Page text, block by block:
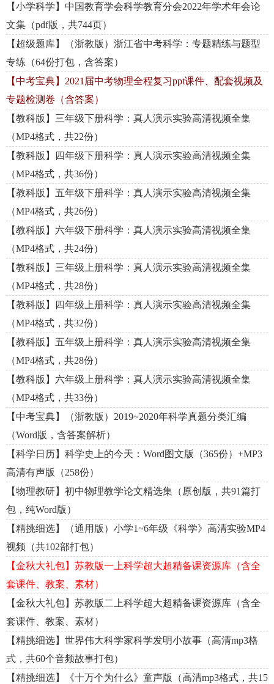
【小学科学】中国教育学会科学教育分会2022年学术年会论
文集（pdf版，共744页）
【超级题库】（浙教版）浙江省中考科学：专题精练与题型
专练（64份打包，含答案）
【中考宝典】2021届中考物理全程复习ppt课件、配套视频及
专题检测卷（含答案）
【教科版】三年级下册科学：真人演示实验高清视频全集
（MP4格式，共22份）
【教科版】四年级下册科学：真人演示实验高清视频全集
（MP4格式，共36份）
【教科版】五年级下册科学：真人演示实验高清视频全集
（MP4格式，共26份）
【教科版】六年级下册科学：真人演示实验高清视频全集
（MP4格式，共24份）
【教科版】三年级上册科学：真人演示实验高清视频全集
（MP4格式，共28份）
【教科版】四年级上册科学：真人演示实验高清视频全集
（MP4格式，共32份）
【教科版】五年级上册科学：真人演示实验高清视频全集
（MP4格式，共28份）
【教科版】六年级上册科学：真人演示实验高清视频全集
（MP4格式，共33份）
【中考宝典】（浙教版）2019~2020年科学真题分类汇编
（Word版，含答案解析）
【科学日历】科学史上的今天：Word图文版（365份）+MP3
高清有声版（258份）
【物理教研】初中物理教学论文精选集（原创版，共91篇打
包，纯Word版）
【精挑细选】（通用版）小学1~6年级《科学》高清实验MP4
视频（共102部打包）
【金秋大礼包】苏教版一上科学超大超精备课资源库（含全
套课件、教案、素材）
【金秋大礼包】苏教版二上科学超大超精备课资源库（含全
套课件、教案、素材）
【精挑细选】世界伟大科学家科学发明小故事（高清mp3格
式，共60个音频故事打包）
【精挑细选】《十万个为什么》童声版（高清mp3格式，共15